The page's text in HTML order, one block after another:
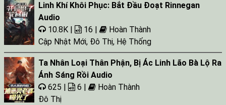
Linh Khí Khôi Phục: Bắt Đầu Đoạt Rinnegan
Audio
10.8K |
16 |
Hoàn Thành
Cập Nhật Mới, Đô Thị, Hệ Thống
Ta Nhân Loại Thân Phận, Bị Ác Linh Lão Bà Lộ Ra
Ánh Sáng Rồi Audio
625 |
6 |
Hoàn Thành
Đô Thị